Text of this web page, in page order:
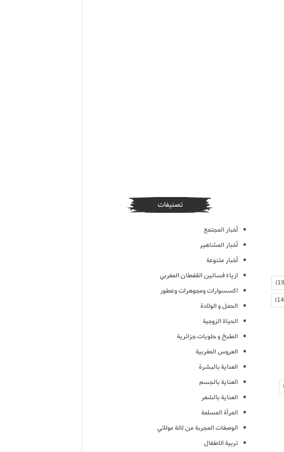
تصنيفات
أخبار المجتمع
أخبار المشاهير
أخبار متنوعة
ازياء فساتين القفطان المغربي
اكسسوارات ومجوهرات وعطور
الحمل و الولادة
الحياة الزوجية
الطبخ و حلويات جزائرية
العروس المغربية
العناية بالبشرة
العناية بالجسم
العناية بالشعر
المرأة المسلمة
الوصفات المجربة من لالة مولاتي
تربية الاطفال